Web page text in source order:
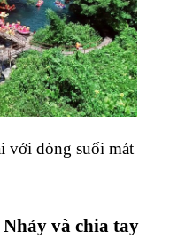
với dòng suối mát
và chia tay